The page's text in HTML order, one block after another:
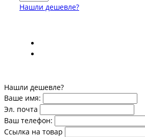
Нашли дешевле?
Нашли дешевле?
Ваше имя:
Эл. почта
Ваш телефон:
Ссылка на товар